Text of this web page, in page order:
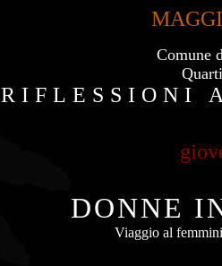
Comune
RIFLESSIONI
DONNE
Viaggio al